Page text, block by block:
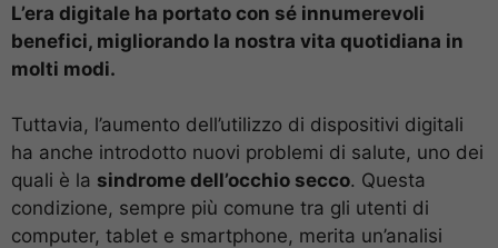
L’era digitale ha portato con sé innumerevoli
benefici, migliorando la nostra vita quotidiana in
molti modi.
Tuttavia, l’aumento dell’utilizzo di dispositivi digitali
ha anche introdotto nuovi problemi di salute, uno dei
quali è la sindrome dell’occhio secco. Questa
condizione, sempre più comune tra gli utenti di
computer, tablet e smartphone, merita un’analisi